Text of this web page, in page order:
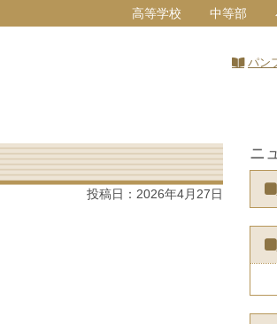
高等学校 中等部
パン
投稿日： 2026年4月27日
ニ